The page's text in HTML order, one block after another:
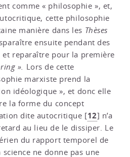
comme « philosophie », et,
cette philosophie
manière dans les Thèses
ensuite pendant des
et reparaître pour la première
». Lors de cette
marxiste prend la
idéologique », et donc elle
la forme du concept
dite autocritique [12] n’a
au lieu de le dissiper. Le
du rapport temporel de
ne donne pas une